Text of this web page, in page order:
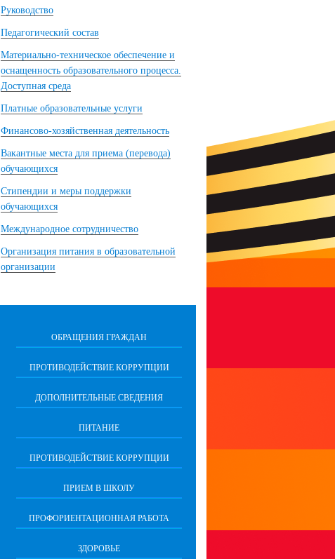
Руководство
Педагогический состав
Материально-техническое обеспечение и
оснащенность образовательного процесса.
Доступная среда
Платные образовательные услуги
Финансово-хозяйственная деятельность
Вакантные места для приема (перевода)
обучающихся
Стипендии и меры поддержки
обучающихся
Международное сотрудничество
Организация питания в образовательной
организации
ОБРАЩЕНИЯ ГРАЖДАН
ПРОТИВОДЕЙСТВИЕ КОРРУПЦИИ
ДОПОЛНИТЕЛЬНЫЕ СВЕДЕНИЯ
ПИТАНИЕ
ПРОТИВОДЕЙСТВИЕ КОРРУПЦИИ
ПРИЕМ В ШКОЛУ
ПРОФОРИЕНТАЦИОННАЯ РАБОТА
ЗДОРОВЬЕ